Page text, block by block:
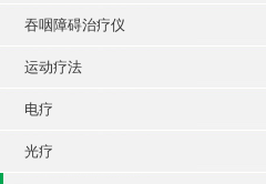
吞咽障碍治疗仪
运动疗法
电疗
光疗